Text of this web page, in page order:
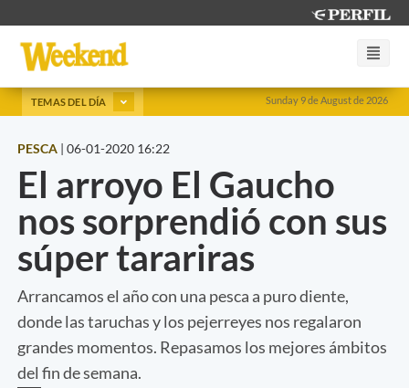
Sunday 9 de August de 2026
TEMAS DEL DÍA
PESCA | 06-01-2020 16:22
El arroyo El Gaucho
nos sorprendió con sus
súper tarariras
Arrancamos el año con una pesca a puro diente,
donde las taruchas y los pejerreyes nos regalaron
grandes momentos. Repasamos los mejores ámbitos
del fin de semana.